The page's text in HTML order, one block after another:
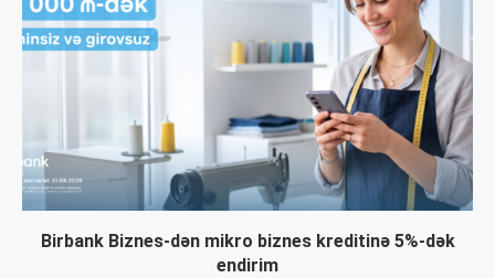
Birbank Biznes-dən mikro biznes kreditinə 5%-dək
endirim